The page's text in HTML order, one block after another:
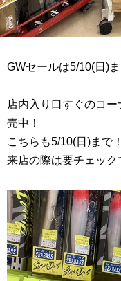
GWセールは5/10(日)ま
店内入り口すぐのコ
売中！
こちらも5/10(日)まで
来店の際は要チェック